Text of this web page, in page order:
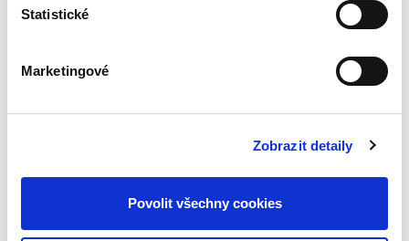
Statistické
Marketingové
Zobrazit detaily
Povolit všechny cookies
Publikace přináší analýzu právní regulace
a praktických souvislostech ve snaze objasnit
úlohu státu a limity...
Opatření proti
daňovým
povinnostem